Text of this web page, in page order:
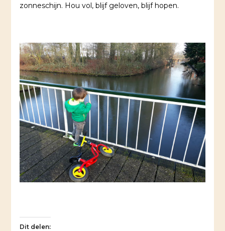
zonneschijn. Hou vol, blijf geloven, blijf hopen.
Dit delen: